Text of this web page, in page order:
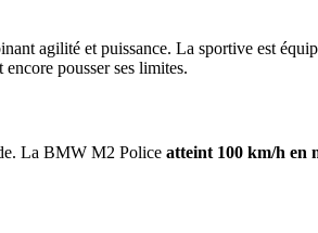
agilité et puissance. La sportive est
pousser ses limites.
La BMW M2 Police atteint 100 km/h en